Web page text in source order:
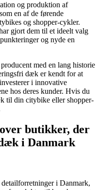
og produktion af
en af ​​de førende
og shopper-cykler.
gjort dem til et ideelt valg
og nyde en
med en lang historie
dæk er kendt for at
i innovative
hos deres kunder. Hvis du
til din citybike eller shopper-
butikker, der
i Danmark
i Danmark,